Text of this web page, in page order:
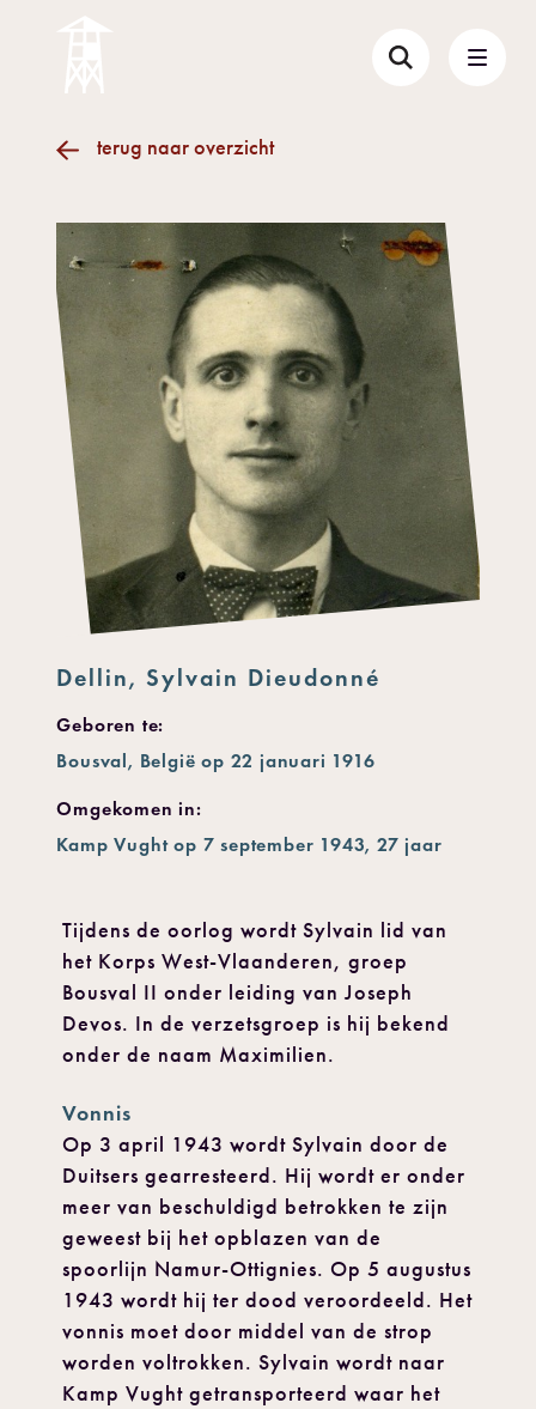
terug naar overzicht
Dellin, Sylvain Dieudonné
Geboren te:
Bousval, België op 22 januari 1916
Omgekomen in:
Kamp Vught op 7 september 1943, 27 jaar
Tijdens de oorlog wordt Sylvain lid van
het Korps West-Vlaanderen, groep
Bousval II onder leiding van Joseph
Devos. In de verzetsgroep is hij bekend
onder de naam Maximilien.
Vonnis
Op 3 april 1943 wordt Sylvain door de
Duitsers gearresteerd. Hij wordt er onder
meer van beschuldigd betrokken te zijn
geweest bij het opblazen van de
spoorlijn Namur-Ottignies. Op 5 augustus
1943 wordt hij ter dood veroordeeld. Het
vonnis moet door middel van de strop
worden voltrokken. Sylvain wordt naar
Kamp Vught getransporteerd waar het